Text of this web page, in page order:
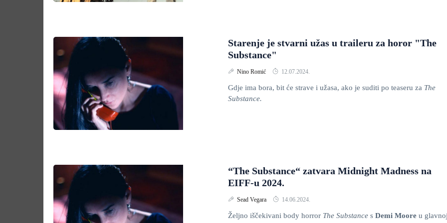
Starenje je stvarni užas u traileru za horor "The
Substance"
Nino Romić 12.07.2024.
Gdje ima bora, bit će strave i užasa, ako je suditi po teaseru za The
Substance.
“The Substance“ zatvara Midnight Madness na
EIFF-u 2024.
Sead Vegara 14.06.2024.
Željno iščekivani body horror The Substance s Demi Moore u glavnoj